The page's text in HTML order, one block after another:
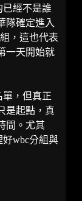
已經不是誰
隊確定進入
，這也代表
一天開始就
單，但真正
是起點，真
間。尤其
好wbc分組與